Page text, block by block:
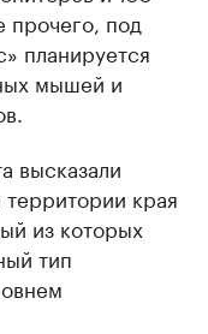
прочего, под
планируется
мышей и
высказали
края
из которых
тип